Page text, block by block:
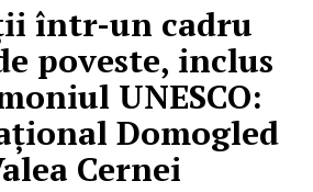
într-un cadru
poveste, inclus
UNESCO:
Domogled
Cernei